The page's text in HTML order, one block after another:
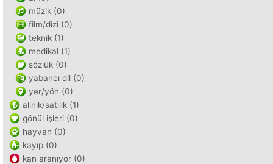
müzik (0)
film/dizi (0)
teknik (1)
medikal (1)
sözlük (0)
yabancı dil (0)
yer/yön (0)
alınık/satılık (1)
gönül işleri (0)
hayvan (0)
kayıp (0)
kan aranıyor (0)